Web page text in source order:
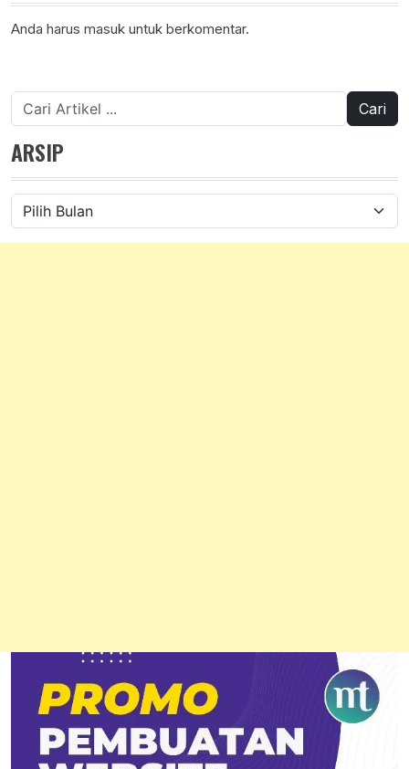
Anda harus masuk untuk berkomentar.
Cari
untuk:
ARSIP
Arsip